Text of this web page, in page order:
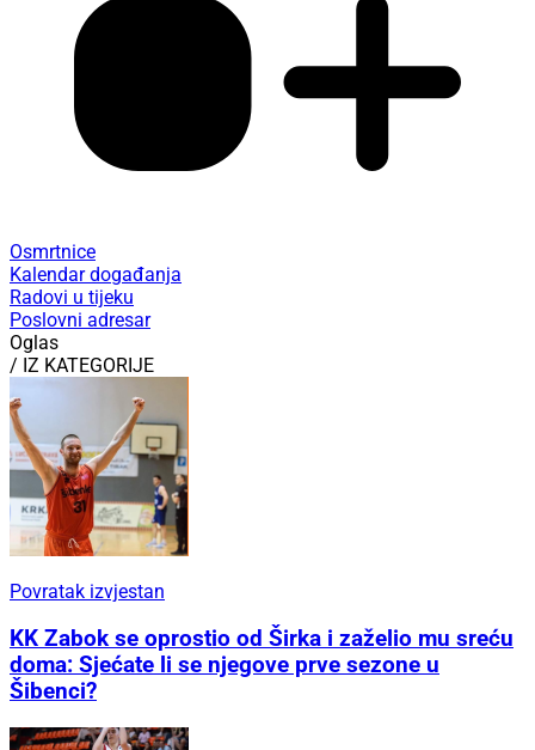
Osmrtnice
Kalendar događanja
Radovi u tijeku
Poslovni adresar
Oglas
/ IZ KATEGORIJE
Povratak izvjestan
KK Zabok se oprostio od Širka i zaželio mu sreću
doma: Sjećate li se njegove prve sezone u
Šibenci?